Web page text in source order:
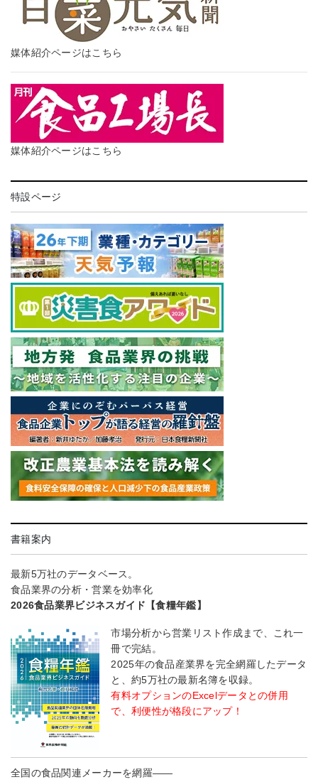
媒体紹介ページはこちら
媒体紹介ページはこちら
特設ページ
書籍案内
最新5万社のデータベース。
食品業界の分析・営業を効率化
2026食品業界ビジネスガイド【食糧年鑑】
市場分析から営業リスト作成まで、これ一
冊で完結。
2025年の食品産業界を完全網羅したデータ
と、約5万社の最新名簿を収録。
有料オプションのExcelデータとの併用
で、利便性が格段にアップ！
全国の食品関連メーカーを網羅――